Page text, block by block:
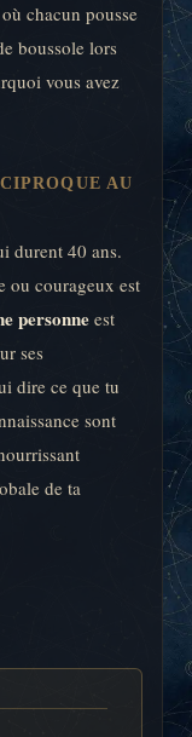
chacun pousse
boussole lors
vous avez
AU
durent 40 ans.
ou courageux est
personne est
ses
dire ce que tu
sont
de ta